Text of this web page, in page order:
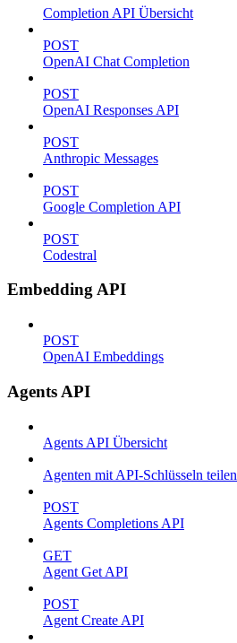
Completion API Übersicht
POST
OpenAI Chat Completion
POST
OpenAI Responses API
POST
Anthropic Messages
POST
Google Completion API
POST
Codestral
Embedding API
POST
OpenAI Embeddings
Agents API
Agents API Übersicht
Agenten mit API-Schlüsseln teilen
POST
Agents Completions API
GET
Agent Get API
POST
Agent Create API